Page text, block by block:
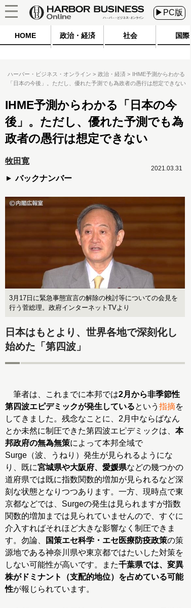
▶PC版
HOME 政治・経済 社会 国際
ハーバー・ビジネス・オンライン 政治・経済
IHME予測からわかる
「日本の今後」。ただし、優れた予測でも為政者の愚行は想定できない
IHME予測からわかる「日本の今
後」。ただし、優れた予測でも為
政者の愚行は想定できない
牧田寛
バックナンバー
2021.03.31
3月17日に緊急事態宣言の解除の検討等についての会見を
行う菅総理。政府インターネットTVより
日本はもとより、世界各地で深刻化し
始めた「第四波」
筆者は、これまでに本邦では2月から非季節性
第四波エピデミックが発生しているという 指摘を
してきました。残念なことに、2月中ならばなん
とか未然に制圧できた第四波エピデミックは、 本
邦政府の無為無策によって本邦全域で
Surge（波、うねり）発生が見られるようにな
り、既に宮城県や大阪府、愛媛県などの幾つかの
道府県では既に指数関数的増加が見られるなど深
刻な状態となりつつあります。一方、現時点で東
京都などでは、Surgeの発生は見られますが指数
関数的増加までは見られていませんので、すぐに
介入すればそれほど大きな影響なく制圧できま
す。勿論、
国策エセ科学・エセ医療防疫政策の策
源地である神奈川県や東京都ではたいした対策を
しない可能性が高いです。また千葉県では、変異
株がドミナント（支配的地位）を占めている可能
性が報じられています。